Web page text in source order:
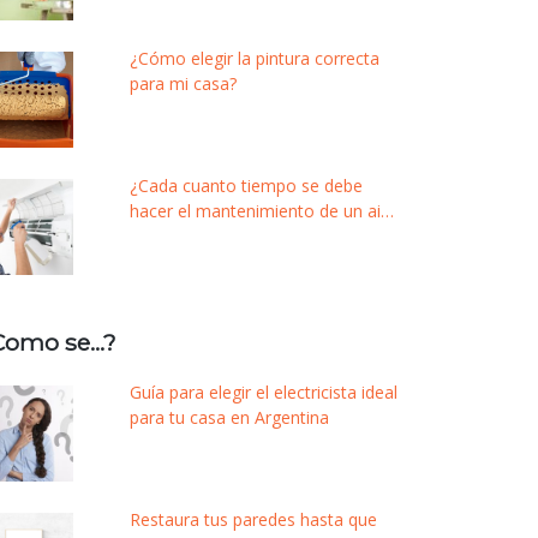
¿Cómo elegir la pintura correcta
para mi casa?
¿Cada cuanto tiempo se debe
hacer el mantenimiento de un aire
se…?
Guía para elegir el electricista ideal
para tu casa en Argentina
Restaura tus paredes hasta que